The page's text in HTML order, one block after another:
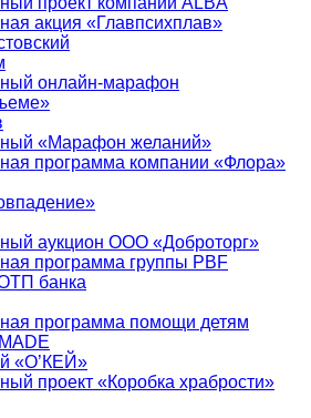
акция «Главпсихплав»
онлайн‑марафон
«Марафон желаний»
программа компании «Флора»
аукцион ООО «Доброторг»
программа группы PBF
банка
программа помощи детям
«О’КЕЙ»
проект «Коробка храбрости»